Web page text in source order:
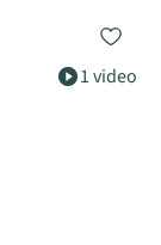
1 video